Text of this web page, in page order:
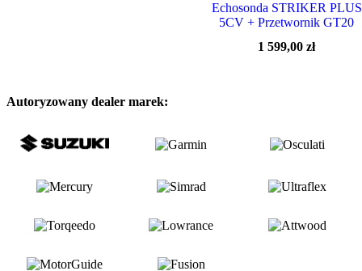
Echosonda STRIKER PLUS
5CV + Przetwornik GT20
1 599,00 zł
Autoryzowany dealer marek: